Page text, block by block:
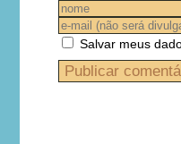
Salvar meus